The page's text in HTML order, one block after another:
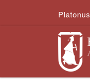
Skip to contentPlatonus